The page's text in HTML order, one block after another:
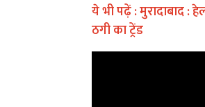
ये भी पढ़ें :मुरादाबाद :
ठगी का ट्रेंड